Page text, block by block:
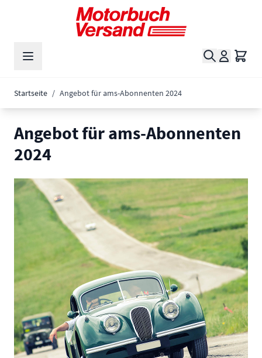
Zum Inhalt springen
Suche
Startseite / Angebot für ams-Abonnenten 2024
Angebot für ams-Abonnenten
2024